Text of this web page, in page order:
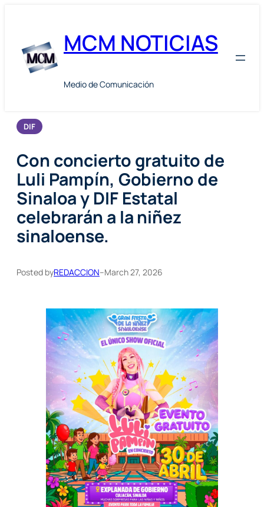
content
MCM NOTICIAS
Medio de Comunicación
DIF
Con concierto gratuito de
Luli Pampín, Gobierno de
Sinaloa y DIF Estatal
celebrarán a la niñez
sinaloense.
Posted byREDACCION–March 27, 2026